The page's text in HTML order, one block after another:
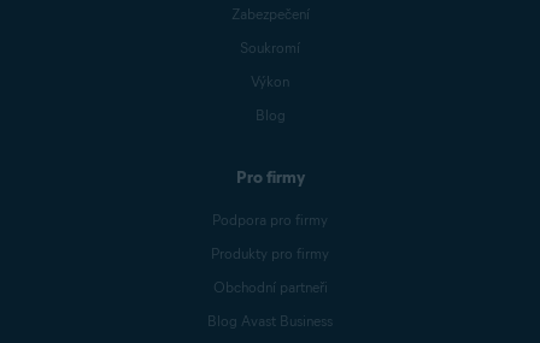
Zabezpečení
Soukromí
Výkon
Blog
Pro firmy
Podpora pro firmy
Produkty pro firmy
Obchodní partneři
Blog Avast Business